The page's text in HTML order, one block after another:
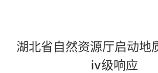
湖北省自然资源厅启动地
iv级响应